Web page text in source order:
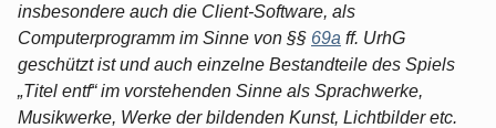
insbesondere auch die Client-Software, als
Computerprogramm im Sinne von §§ 69a ff. UrhG
geschützt ist und auch einzelne Bestandteile des Spiels
„Titel entf“ im vorstehenden Sinne als Sprachwerke,
Musikwerke, Werke der bildenden Kunst, Lichtbilder etc.